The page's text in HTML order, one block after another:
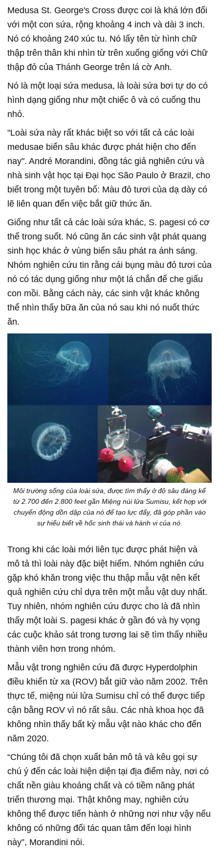
Medusa St. George's Cross được coi là khá lớn đối
với một con sứa, rộng khoảng 4 inch và dài 3 inch.
Nó có khoảng 240 xúc tu. Nó lấy tên từ hình chữ
thập trên thân khi nhìn từ trên xuống giống với Chữ
thập đỏ của Thánh George trên lá cờ Anh.
Nó là một loại sứa medusa, là loài sứa bơi tự do có
hình dạng giống như một chiếc ô và có cuống thu
nhỏ.
"Loài sứa này rất khác biệt so với tất cả các loài
medusae biển sâu khác được phát hiện cho đến
nay". André Morandini, đồng tác giả nghiên cứu và
nhà sinh vật học tại Đại học São Paulo ở Brazil, cho
biết trong một tuyên bố: Màu đỏ tươi của dạ dày có
lẽ liên quan đến việc bắt giữ thức ăn.
Giống như tất cả các loài sứa khác, S. pagesi có cơ
thể trong suốt. Nó cũng ăn các sinh vật phát quang
sinh học khác ở vùng biển sâu phát ra ánh sáng.
Nhóm nghiên cứu tin rằng cái bụng màu đỏ tươi của
nó có tác dụng giống như một lá chắn để che giấu
con mồi. Bằng cách này, các sinh vật khác không
thể nhìn thấy bữa ăn của nó sau khi nó nuốt thức
ăn.
Môi trường sống của loài sứa, được tìm thấy ở độ sâu đáng kể
từ 2.700 đến 2.800 feet gần Miệng núi lửa Sumisu, kết hợp với
chuyển động dồn dập của nó để tạo lực đẩy, đã góp phần vào
sự hiểu biết về hốc sinh thái và hành vi của nó.
Trong khi các loài mới liên tục được phát hiện và
mô tả thì loài này đặc biệt hiếm. Nhóm nghiên cứu
gặp khó khăn trong việc thu thập mẫu vật nên kết
quả nghiên cứu chỉ dựa trên một mẫu vật duy nhất.
Tuy nhiên, nhóm nghiên cứu được cho là đã nhìn
thấy một loài S. pagesi khác ở gần đó và hy vọng
các cuộc khảo sát trong tương lai sẽ tìm thấy nhiều
thành viên hơn trong nhóm.
Mẫu vật trong nghiên cứu đã được Hyperdolphin
điều khiển từ xa (ROV) bắt giữ vào năm 2002. Trên
thực tế, miệng núi lửa Sumisu chỉ có thể được tiếp
cận bằng ROV vì nó rất sâu. Các nhà khoa học đã
không nhìn thấy bất kỳ mẫu vật nào khác cho đến
năm 2020.
“Chúng tôi đã chọn xuất bản mô tả và kêu gọi sự
chú ý đến các loài hiện diện tại địa điểm này, nơi có
chất nền giàu khoáng chất và có tiềm năng phát
triển thương mại. Thật không may, nghiên cứu
không thể được tiến hành ở những nơi như vậy nếu
không có những đối tác quan tâm đến loại hình
này”, Morandini nói.